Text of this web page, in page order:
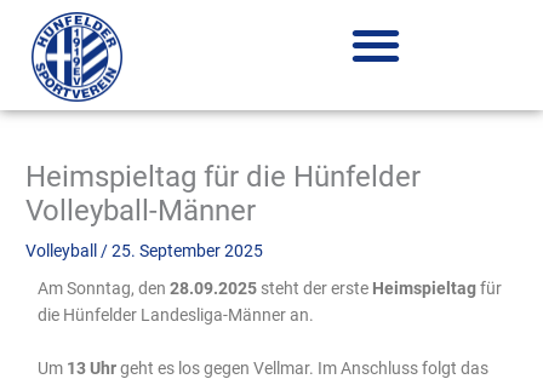
Inhalt
springen
Heimspieltag für die Hünfelder
Volleyball-Männer
Volleyball /25. September 2025
Am Sonntag, den28.09.2025 steht der erste Heimspieltagfür
die Hünfelder Landesliga-Männer an.
Um 13 Uhrgeht es los gegen Vellmar. Im Anschluss folgt das